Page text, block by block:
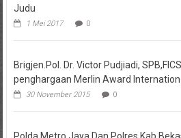
Judu
1 Mei 2017 0
Brigjen.Pol. Dr. Victor Pudjiadi,
penghargaan Merlin Award
30 November 2015 0